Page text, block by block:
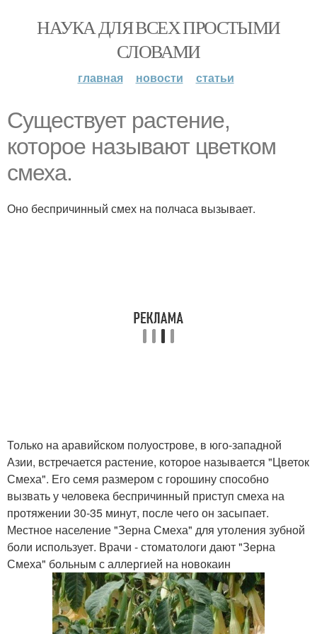
НАУКА ДЛЯ ВСЕХ ПРОСТЫМИ
СЛОВАМИ
главная новости статьи
Существует растение,
которое называют цветком
смеха.
Оно беспричинный смех на полчаса вызывает.
Только на аравийском полуострове, в юго-западной
Азии, встречается растение, которое называется "Цветок
Смеха". Его семя размером с горошину способно
вызвать у человека беспричинный приступ смеха на
протяжении 30-35 минут, после чего он засыпает.
Местное население "Зерна Смеха" для утоления зубной
боли использует. Врачи - стоматологи дают "Зерна
Смеха" больным с аллергией на новокаин